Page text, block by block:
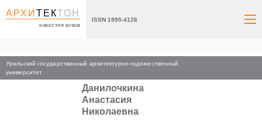
АРХИТЕКТОН
ИЗВЕСТИЯ ВУЗОВ
ISSN 1990-4126
Уральский государственный архитектурно-художественный
университет
Главная
Данилочкина
Анастасия
Николаевна